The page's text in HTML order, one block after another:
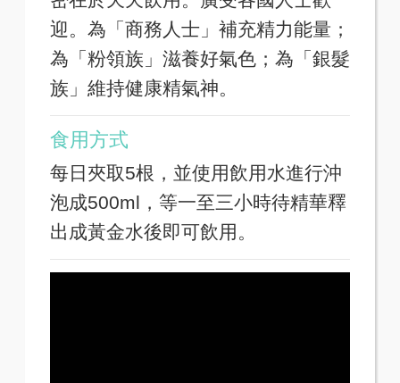
迎。為「商務人士」補充精力能量；
為「粉領族」滋養好氣色；為「銀髮
族」維持健康精氣神。
食用方式
每日夾取5根，並使用飲用水進行沖
泡成500ml，等一至三小時待精華釋
出成黃金水後即可飲用。